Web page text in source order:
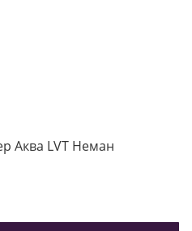
Аква LVT Неман